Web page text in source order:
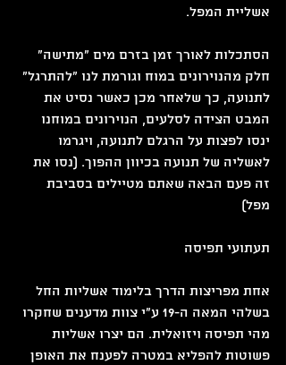
אשליית המפל.
הסתכלות לאורך זמן בזרם מים "מתישה"
חלק מהנוירונים במוח וגורמת לנו "להתרגל"
לתנועה, כך שלאחר מכן כאשר נסיט את
המבט הצידה לסלעים, הנוירונים במוחנו
ינסו לפצות על הרגלם לתנועה, ויגרמו
לאשליה של תנועה בכיוון ההפוך. (נסו את
זה פעם הבאה שאתם מטיילים בסביבת
מפל)
תעתועי תפיסה
אחת מפריצות הדרך בלימוד אשליות החל
בשלהי המאה ה-19 ע"י צוות מדענים שחקרו
מהי תפיסה ויזואלית. הם יצרו אשליות
פשוטות להפליא במטרה לפענח את האופן